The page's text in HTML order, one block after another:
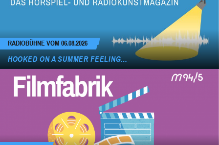
RADIOBÜHNE VOM 06.08.2026
HOOKED ON A SUMMER FEELING…